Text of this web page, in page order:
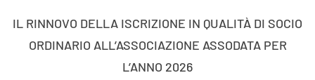
IL RINNOVO DELLA ISCRIZIONE IN QUALITÀ DI SOCIO
ORDINARIO ALL’ASSOCIAZIONE ASSODATA PER
L’ANNO 2026